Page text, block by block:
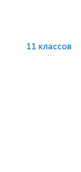
11 классов